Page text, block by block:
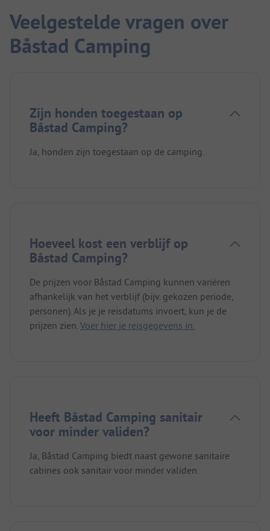
Veelgestelde vragen over
Båstad Camping
Zijn honden toegestaan op
Båstad Camping?
Ja, honden zijn toegestaan op de camping.
Hoeveel kost een verblijf op
Båstad Camping?
De prijzen voor Båstad Camping kunnen variëren
afhankelijk van het verblijf (bijv. gekozen periode,
personen). Als je je reisdatums invoert, kun je de
prijzen zien. Voer hier je reisgegevens in.
Heeft Båstad Camping sanitair
voor minder validen?
Ja, Båstad Camping biedt naast gewone sanitaire
cabines ook sanitair voor minder validen.